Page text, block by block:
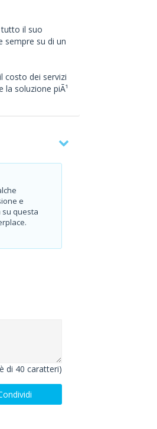
tutto il suo
sempre su di un
costo dei servizi
soluzione piÃ¹
e
su questa
di 40 caratteri)